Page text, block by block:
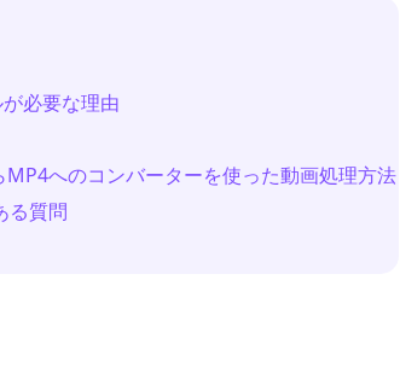
必要な理由
へのコンバーターを使った動画処理方法
る質問